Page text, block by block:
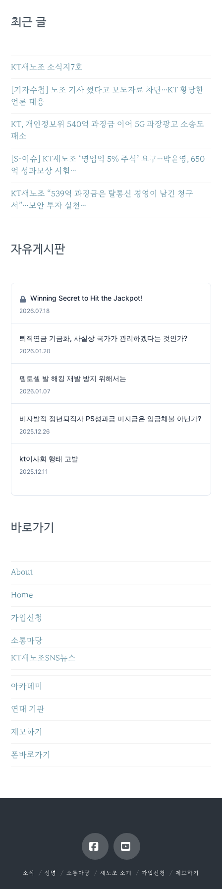
최근 글
KT새노조 소식지7호
[기자수첩] 노조 기사 썼다고 보도자료 차단…KT 황당한
언론 대응
KT, 개인정보위 540억 과징금 이어 5G 과장광고 소송도
패소
[S-이슈] KT새노조 ‘영업익 5% 주식’ 요구…박윤영, 650
억 성과보상 시험…
KT새노조 “539억 과징금은 탈통신 경영이 남긴 청구
서”…보안 투자 실천…
자유게시판
Winning Secret to Hit the Jackpot!
2026.07.18
퇴직연금 기금화, 사실상 국가가 관리하겠다는 것인가?
2026.01.20
펨토셀 발 해킹 재발 방지 위해서는
2026.01.07
비자발적 정년퇴직자 PS성과급 미지급은 임금체불 아닌가?
2025.12.26
kt이사회 행태 고발
2025.12.11
바로가기
About
Home
가입신청
소통마당
KT새노조SNS뉴스
아카데미
연대 기관
제보하기
폰바로가기
FacebookYouTube
소식 성명 소통마당 새노조 소개 가입신청 제보하기